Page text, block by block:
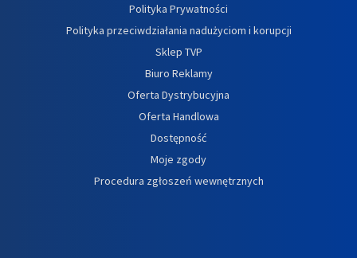
Polityka Prywatności
Polityka przeciwdziałania nadużyciom i korupcji
Sklep TVP
Biuro Reklamy
Oferta Dystrybucyjna
Oferta Handlowa
Dostępność
Moje zgody
Procedura zgłoszeń wewnętrznych